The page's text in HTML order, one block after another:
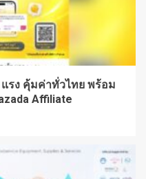
แรง คุ้มค่าทั่วไทย พร้อม
Affiliate